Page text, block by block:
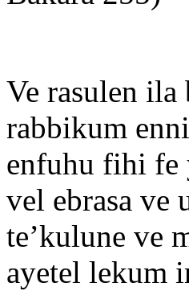
Ve rasulen
rabbikum
enfuhu fihi fe
vel ebrasa
te’kulune ve
ayetel lekum